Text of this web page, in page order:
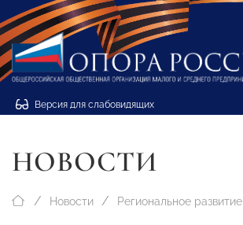
Версия для слабовидящих
НОВОСТИ
Новости Региональное развитие